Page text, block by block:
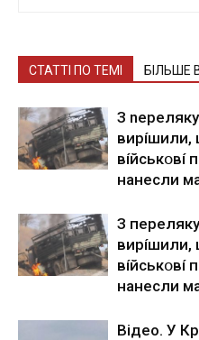
СТАТТІ ПО ТЕМІ БІЛЬШЕ
З
виpíшили,
вíйcькօвí
нaнecли
З
виpíшили,
вíйcькօвí
нaнecли
Вiдeo. У